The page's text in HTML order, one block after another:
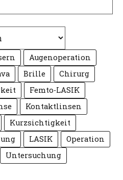
Augenoperation
Brille
Chirurg
Femto-LASIK
Kontaktlinsen
Kurzsichtigkeit
LASIK
Operation
Untersuchung